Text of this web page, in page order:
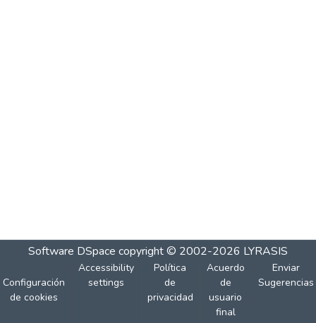
Software DSpace copyright © 2002-2026 LYRASIS
Configuración
de cookies
Accessibility
settings
Política
de
privacidad
Acuerdo
de
usuario
final
Enviar
Sugerencias